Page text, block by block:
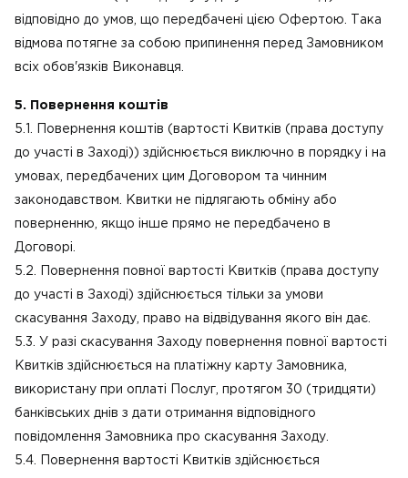
відповідно до умов, що передбачені цією Офертою. Така
відмова потягне за собою припинення перед Замовником
всіх обов'язків Виконавця.
5. Повернення коштів
5.1. Повернення коштів (вартості Квитків (права доступу
до участі в Заході)) здійснюється виключно в порядку і на
умовах, передбачених цим Договором та чинним
законодавством. Квитки не підлягають обміну або
поверненню, якщо інше прямо не передбачено в
Договорі.
5.2. Повернення повної вартості Квитків (права доступу
до участі в Заході) здійснюється тільки за умови
скасування Заходу, право на відвідування якого він дає.
5.3. У разі скасування Заходу повернення повної вартості
Квитків здійснюється на платіжну карту Замовника,
використану при оплаті Послуг, протягом 30 (тридцяти)
банківських днів з дати отримання відповідного
повідомлення Замовника про скасування Заходу.
5.4. Повернення вартості Квитків здійснюється